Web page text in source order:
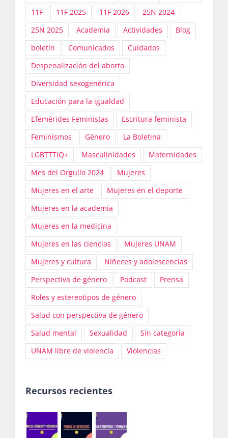
11F
11F 2025 11F 2026
25N 2024
25N 2025
Academia Actividades
Blog
boletín
Comunicados
Cuidados
Despenalización del aborto
Diversidad sexogenérica
Educación para la igualdad
Efemérides Feministas
Escritura feminista
Feminismos
Género
La Boletina
LGBTTTIQ+
Masculinidades
Maternidades
Mes del Orgullo 2024
Mujeres
Mujeres en el arte
Mujeres en el deporte
Mujeres en la academia
Mujeres en la medicina
Mujeres en las ciencias
Mujeres UNAM
Mujeres y cultura
Niñeces y adolescencias
Perspectiva de género
Podcast
Prensa
Roles y estereotipos de género
Salud con perspectiva de género
Salud mental
Sexualidad
Sin categoría
UNAM libre de violencia
Violencias
Recursos recientes